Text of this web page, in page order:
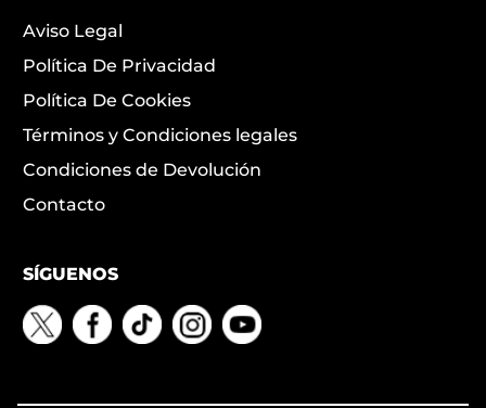
Aviso Legal
Política De Privacidad
Política De Cookies
Términos y Condiciones legales
Condiciones de Devolución
Contacto
SÍGUENOS